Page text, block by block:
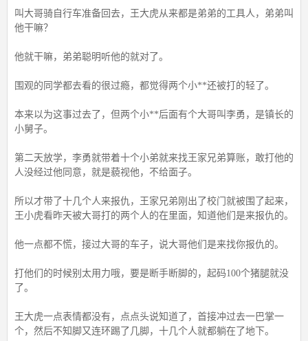
叫大哥骑自行车准备回去，王大虎从来都是弟弟的工具人，弟弟叫
他干嘛？
他就干嘛，弟弟聪明听他的就对了。
围观的同学都去看的很过瘾，都觉得两个小**还被打的轻了。
本来以为这事过去了，但两个小**后面有个大哥叫李勇，是镇长的
小舅子。
第二天放学，李勇就带着十个小弟就来找王家兄弟算账，敢打他的
人没经过他同意，就是藐视他，不给面子。
所以才带了十几个人来报仇，王家兄弟刚出了校门就被围了起来，
王小虎看昨天被大哥打的两个人的在里面，知道他们是来报仇的。
他一点都不慌，接过大哥的车子，说大哥他们是来找你报仇的。
打他们的时候别太用力哦，要是断手断脚的，起码100个猪腿就没
了。
王大虎一点表情都没有，点点头说知道了，首接冲过去一巴掌一
个，然后不知脚又连环踢了几脚，十几个人就都躺在了地下。